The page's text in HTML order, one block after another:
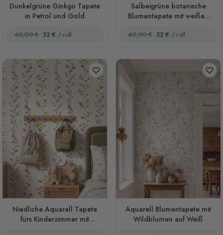
Dunkelgrüne Ginkgo Tapete
in Petrol und Gold
40,00 € 32 € / roll
Salbeigrüne botanische
Blumentapete mit weißen
40,00 € 32 € / roll
Niedliche Aquarell Tapete
fürs Kinderzimmer mit
Aquarell Blumentapete mit
Wildblumen auf Weiß